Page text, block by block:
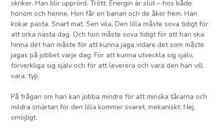
skriker. Han blir upprörd. Trött. Energin är slut – hos både
honom och henne. Hon får en banan och de åker hem. Han
kokar pasta. Snart mat. Sen vila. Den lilla måste sova tidigt för
att orka nästa dag. Och hon måste sova tidigt för att han ska
hinna det han måste för att kunna jaga vidare det som måste
jagas på jobbet varje dag. För att kunna utveckla sig själv,
förverkliga sig själv och för att leverera och vara den han vill
vara, typ.
På frågan om han kan jobba mindre för att minska tårarna och
mildra smärtan för den lilla kommer svaret, mekaniskt: Nej,
omöjligt.